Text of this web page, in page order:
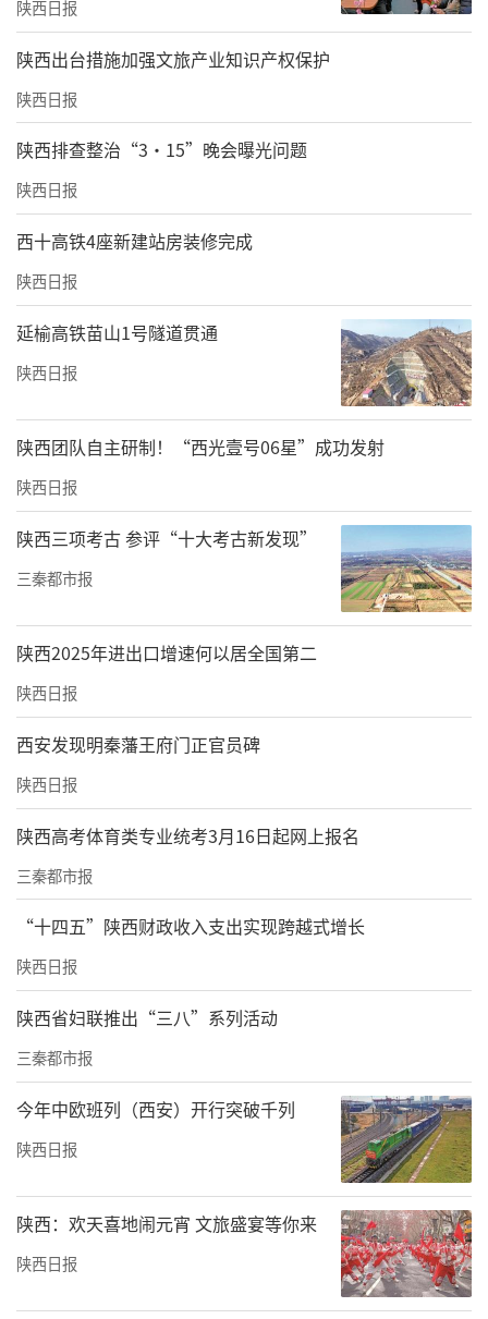
陕西日报
​陕西出台措施加强文旅产业知识产权保护
陕西日报
陕西排查整治“3·15”晚会曝光问题
陕西日报
西十高铁4座新建站房装修完成
陕西日报
延榆高铁苗山1号隧道贯通
陕西日报
陕西团队自主研制！“西光壹号06星”成功发射
陕西日报
陕西三项考古 参评“十大考古新发现”
三秦都市报
陕西2025年进出口增速何以居全国第二
陕西日报
西安发现明秦藩王府门正官员碑
陕西日报
陕西高考体育类专业统考3月16日起网上报名
三秦都市报
“十四五”陕西财政收入支出实现跨越式增长
陕西日报
陕西省妇联推出“三八”系列活动
三秦都市报
今年中欧班列（西安）开行突破千列
陕西日报
陕西：欢天喜地闹元宵 文旅盛宴等你来
陕西日报